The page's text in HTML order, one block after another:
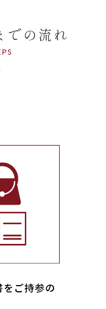
での流れ
ご持参の